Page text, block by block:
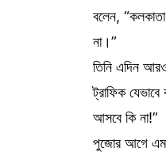
বলেন,
না।”
তিনি এদিন
ট্রাফিক
আসবে কি না!”
পুজোর আগে